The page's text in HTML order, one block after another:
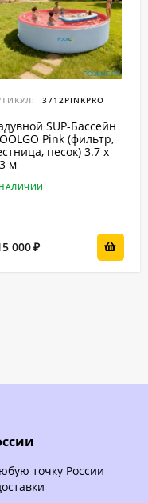
3712PINKPRO
SUP-Бассейн
Pink (фильтр,
песок) 3.7 x
м
000₽
точку России